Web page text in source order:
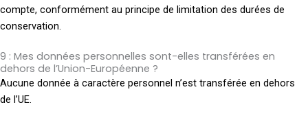
compte, conformément au principe de limitation des durées de
conservation.
9 : Mes données personnelles sont-elles transférées en
dehors de l’Union-Européenne ?
Aucune donnée à caractère personnel n’est transférée en dehors
de l’UE.